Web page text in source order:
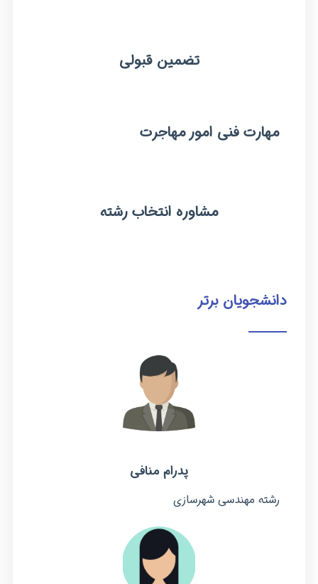
تضمین قبولی
مهارت فنی امور مهاجرت
مشاوره انتخاب رشته
دانشجویان برتر
پدرام منافی
رشته مهندسی شهرسازی